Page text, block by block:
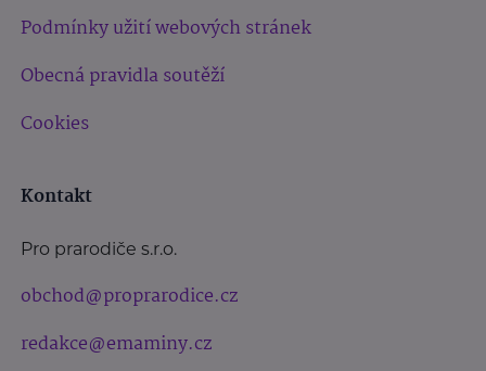
Podmínky užití webových stránek
Obecná pravidla soutěží
Cookies
Kontakt
Pro prarodiče s.r.o.
obchod@proprarodice.cz
redakce@emaminy.cz